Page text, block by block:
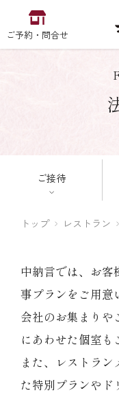
ご予約・問合せ
EN
中納言の伊勢海老
用途・シーン
レストラン
オンライン通販
ご接待
トップ レストラン
中納言では、お客
事プランをご用意
会社のお集まりや
にあわせた個室も
また、レストラ
た特別プランやド